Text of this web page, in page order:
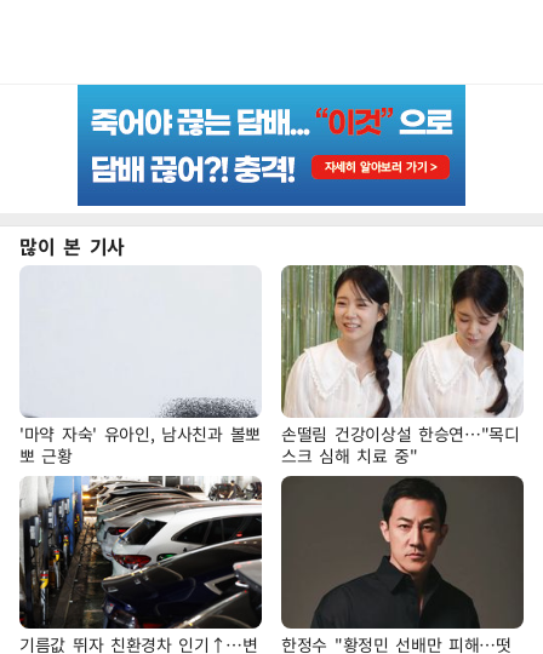
많이 본 기사
'마약 자숙' 유아인, 남사친과 볼뽀
뽀 근황
손떨림 건강이상설 한승연…"목디
스크 심해 치료 중"
기름값 뛰자 친환경차 인기↑…변 한정수 "황정민 선배만 피해…떳